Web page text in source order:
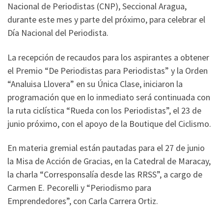
Nacional de Periodistas (CNP), Seccional Aragua,
durante este mes y parte del próximo, para celebrar el
Día Nacional del Periodista.
La recepción de recaudos para los aspirantes a obtener
el Premio “De Periodistas para Periodistas” y la Orden
“Analuisa Llovera” en su Única Clase, iniciaron la
programación que en lo inmediato será continuada con
la ruta ciclística “Rueda con los Periodistas”, el 23 de
junio próximo, con el apoyo de la Boutique del Ciclismo.
En materia gremial están pautadas para el 27 de junio
la Misa de Acción de Gracias, en la Catedral de Maracay,
la charla “Corresponsalía desde las RRSS”, a cargo de
Carmen E. Pecorelli y “Periodismo para
Emprendedores”, con Carla Carrera Ortiz.